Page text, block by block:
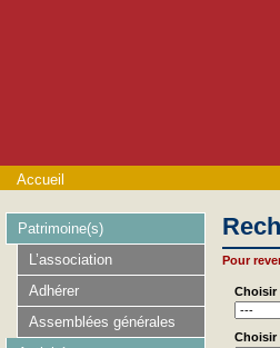
Accueil
Pour
Choisir
Choisir
Patrimoine(s)
L’association
Adhérer
Assemblées générales